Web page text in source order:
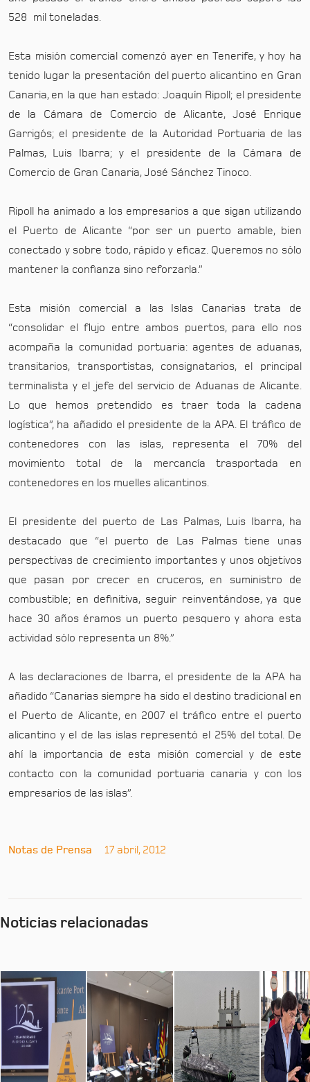
528 mil toneladas.
Esta misión comercial comenzó ayer en Tenerife, y hoy ha
tenido lugar la presentación del puerto alicantino en Gran
Canaria, en la que han estado: Joaquín Ripoll; el presidente
de la Cámara de Comercio de Alicante, José Enrique
Garrigós; el presidente de la Autoridad Portuaria de las
Palmas, Luis Ibarra; y el presidente de la Cámara de
Comercio de Gran Canaria, José Sánchez Tinoco.
Ripoll ha animado a los empresarios a que sigan utilizando
el Puerto de Alicante “por ser un puerto amable, bien
conectado y sobre todo, rápido y eficaz. Queremos no sólo
mantener la confianza sino reforzarla.”
Esta misión comercial a las Islas Canarias trata de
“consolidar el flujo entre ambos puertos, para ello nos
acompaña la comunidad portuaria: agentes de aduanas,
transitarios, transportistas, consignatarios, el principal
terminalista y el jefe del servicio de Aduanas de Alicante.
Lo que hemos pretendido es traer toda la cadena
logística”, ha añadido el presidente de la APA. El tráfico de
contenedores con las islas, representa el 70% del
movimiento total de la mercancía trasportada en
contenedores en los muelles alicantinos.
El presidente del puerto de Las Palmas, Luis Ibarra, ha
destacado que “el puerto de Las Palmas tiene unas
perspectivas de crecimiento importantes y unos objetivos
que pasan por crecer en cruceros, en suministro de
combustible; en definitiva, seguir reinventándose, ya que
hace 30 años éramos un puerto pesquero y ahora esta
actividad sólo representa un 8%.”
A las declaraciones de Ibarra, el presidente de la APA ha
añadido “Canarias siempre ha sido el destino tradicional en
el Puerto de Alicante, en 2007 el tráfico entre el puerto
alicantino y el de las islas representó el 25% del total. De
ahí la importancia de esta misión comercial y de este
contacto con la comunidad portuaria canaria y con los
empresarios de las islas”.
Notas de Prensa 17 abril, 2012
Noticias relacionadas